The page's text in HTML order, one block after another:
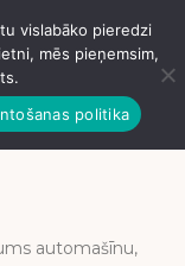
IZVĒLNE
automašīnu,
vislabāko pieredzi
mēs pieņemsim,
politika